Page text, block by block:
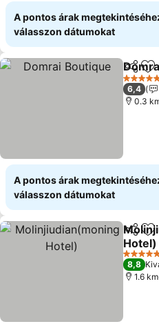
A pontos árak
válasszon dátumokat
5
6,4
0.3
A pontos árak
válasszon dátumokat
Hotel)
Árak
5
8,8
1.6